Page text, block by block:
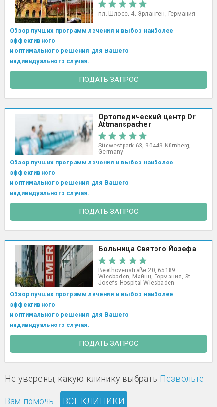
пл. Шлосс, 4, Эрланген, Германия
Обзор лучших программ лечения и выбор наиболее
эффективного
и оптимального решения для Вашего
индивидуального случая.
ПОДАТЬ ЗАПРОС
Ортопедический центр Dr
Attmanspacher
Südwestpark 63, 90449 Nürnberg,
Germany
Обзор лучших программ лечения и выбор наиболее
эффективного
и оптимального решения для Вашего
индивидуального случая.
ПОДАТЬ ЗАПРОС
Больница Святого Йозефа
Beethovenstraße 20, 65189
Wiesbaden, Майнц, Германия, St.
Josefs-Hospital Wiesbaden​
Обзор лучших программ лечения и выбор наиболее
эффективного
и оптимального решения для Вашего
индивидуального случая.
ПОДАТЬ ЗАПРОС
Не уверены, какую клинику выбрать Позвольте
Вам помочь. ВСЕ КЛИНИКИ